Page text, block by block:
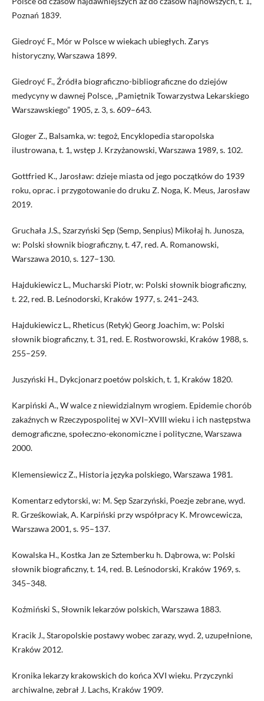
Poznań 1839.
Giedroyć F., Mór w Polsce w wiekach ubiegłych. Zarys
historyczny, Warszawa 1899.
Giedroyć F., Źródła biograficzno-bibliograficzne do dziejów
medycyny w dawnej Polsce, „Pamiętnik Towarzystwa Lekarskiego
Warszawskiego” 1905, z. 3, s. 609–643.
Gloger Z., Balsamka, w: tegoż, Encyklopedia staropolska
ilustrowana, t. 1, wstęp J. Krzyżanowski, Warszawa 1989, s. 102.
Gottfried K., Jarosław: dzieje miasta od jego początków do 1939
roku, oprac. i przygotowanie do druku Z. Noga, K. Meus, Jarosław
2019.
Gruchała J.S., Szarzyński Sęp (Semp, Senpius) Mikołaj h. Junosza,
w: Polski słownik biograficzny, t. 47, red. A. Romanowski,
Warszawa 2010, s. 127–130.
Hajdukiewicz L., Mucharski Piotr, w: Polski słownik biograficzny,
t. 22, red. B. Leśnodorski, Kraków 1977, s. 241–243.
Hajdukiewicz L., Rheticus (Retyk) Georg Joachim, w: Polski
słownik biograficzny, t. 31, red. E. Rostworowski, Kraków 1988, s.
255–259.
Juszyński H., Dykcjonarz poetów polskich, t. 1, Kraków 1820.
Karpiński A., W walce z niewidzialnym wrogiem. Epidemie chorób
zakaźnych w Rzeczypospolitej w XVI–XVIII wieku i ich następstwa
demograficzne, społeczno-ekonomiczne i polityczne, Warszawa
2000.
Klemensiewicz Z., Historia języka polskiego, Warszawa 1981.
Komentarz edytorski, w: M. Sęp Szarzyński, Poezje zebrane, wyd.
R. Grześkowiak, A. Karpiński przy współpracy K. Mrowcewicza,
Warszawa 2001, s. 95–137.
Kowalska H., Kostka Jan ze Sztemberku h. Dąbrowa, w: Polski
słownik biograficzny, t. 14, red. B. Leśnodorski, Kraków 1969, s.
345–348.
Koźmiński S., Słownik lekarzów polskich, Warszawa 1883.
Kracik J., Staropolskie postawy wobec zarazy, wyd. 2, uzupełnione,
Kraków 2012.
Kronika lekarzy krakowskich do końca XVI wieku. Przyczynki
archiwalne, zebrał J. Lachs, Kraków 1909.